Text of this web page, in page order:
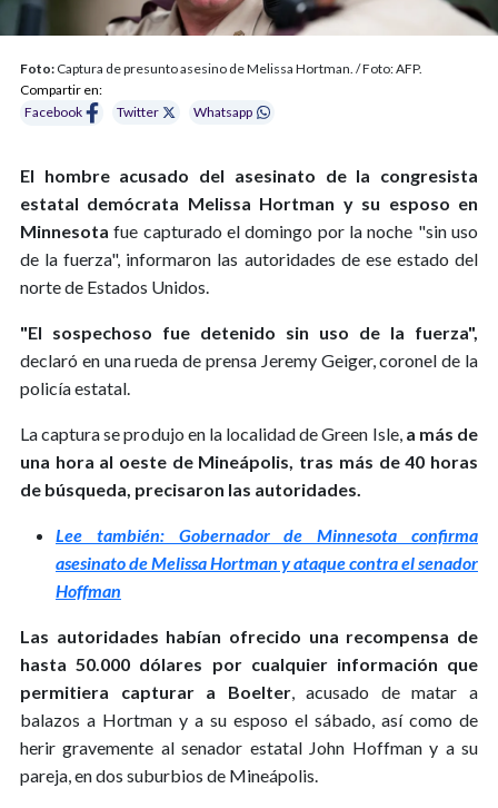
Foto: Captura de presunto asesino de Melissa Hortman. / Foto: AFP.
Compartir en:
Facebook
Twitter Whatsapp
El hombre acusado del asesinato de la congresista
estatal demócrata Melissa Hortman y su esposo en
Minnesota fue capturado el domingo por la noche "sin uso
de la fuerza", informaron las autoridades de ese estado del
norte de Estados Unidos.
"El sospechoso fue detenido sin uso de la fuerza",
declaró en una rueda de prensa Jeremy Geiger, coronel de la
policía estatal.
La captura se produjo en la localidad de Green Isle, a más de
una hora al oeste de Mineápolis, tras más de 40 horas
de búsqueda, precisaron las autoridades.
Lee también: Gobernador de Minnesota confirma
asesinato de Melissa Hortman y ataque contra el senador
Hoffman
Las autoridades habían ofrecido una recompensa de
hasta 50.000 dólares por cualquier información que
permitiera capturar a Boelter, acusado de matar a
balazos a Hortman y a su esposo el sábado, así como de
herir gravemente al senador estatal John Hoffman y a su
pareja, en dos suburbios de Mineápolis.